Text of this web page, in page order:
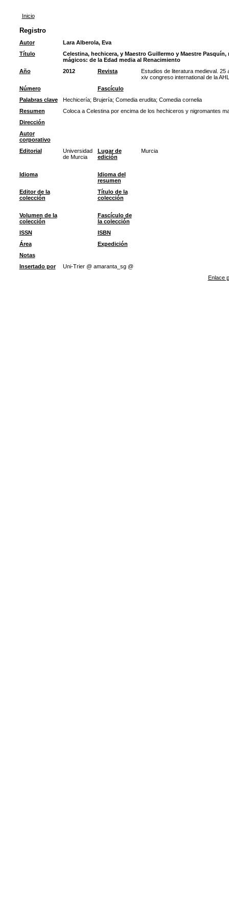
Inicio
Registro
Autor
Lara Alberola, Eva
Título
Celestina, hechicera, y Maestro Guillermo y Maestre
mágicos: de la Edad media al Renacimiento
Año
2012 Revista
Estudios de literatura medieval. 25
xiv congreso international de la
Número
Fascículo
Palabras clave
Hechicería; Brujería; Comedia erudita; Comedia cornelia
Resumen
Coloca a Celestina por encima de los hechiceros y nigromantes
Dirección
Autor
corporativo
Editorial
Universidad
de Murcia
Lugar de
edición
Murcia
Idioma
Idioma del
resumen
Editor de la
colección
Título de la
colección
Volumen de la
colección
Fascículo de
la colección
ISSN
ISBN
Área
Expedición
Notas
Insertado por
Uni-Trier @ amaranta_sg @
Enlace